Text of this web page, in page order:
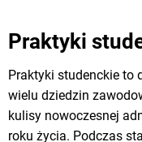
Praktyki
Praktyki studenckie to
wielu dziedzin
kulisy nowoczesnej
roku życia. Podczas